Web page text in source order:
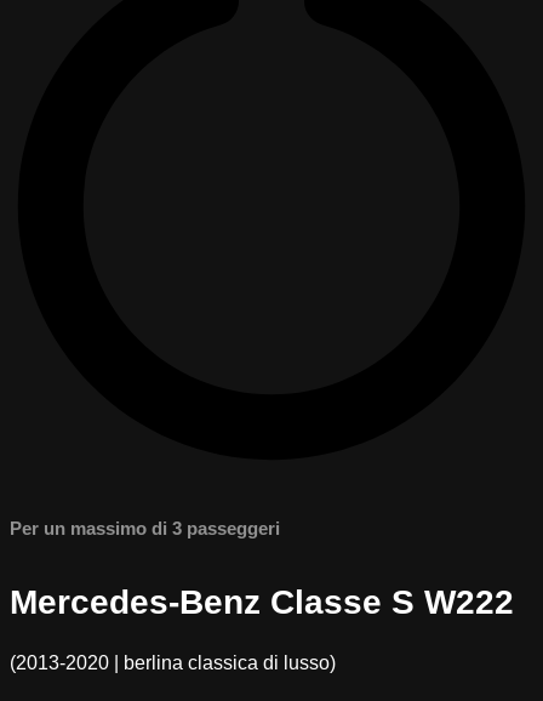
Per un massimo di 3 passeggeri
Mercedes-Benz Classe S W222
(2013-2020 | berlina classica di lusso)